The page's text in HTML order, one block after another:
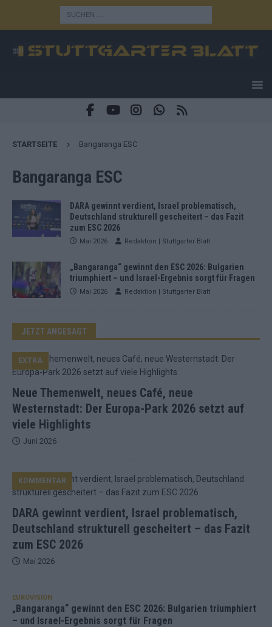
STARTSEITE Bangaranga ESC
Bangaranga ESC
DARA gewinnt verdient, Israel problematisch,
Deutschland strukturell gescheitert – das Fazit
zum ESC 2026
Mai 2026 Redaktion | Stuttgarter Blatt
„Bangaranga“ gewinnt den ESC 2026: Bulgarien
triumphiert – und Israel-Ergebnis sorgt für Fragen
Mai 2026 Redaktion | Stuttgarter Blatt
JETZT ANGESAGT
Neue Themenwelt, neues Café, neue
Westernstadt: Der Europa-Park 2026 setzt auf
viele Highlights
EXTRA
Juni 2026
DARA gewinnt verdient, Israel problematisch,
Deutschland strukturell gescheitert – das Fazit
zum ESC 2026
KOMMENTAR
Mai 2026
EUROVISION
„Bangaranga“ gewinnt den ESC 2026: Bulgarien triumphiert
– und Israel-Ergebnis sorgt für Fragen